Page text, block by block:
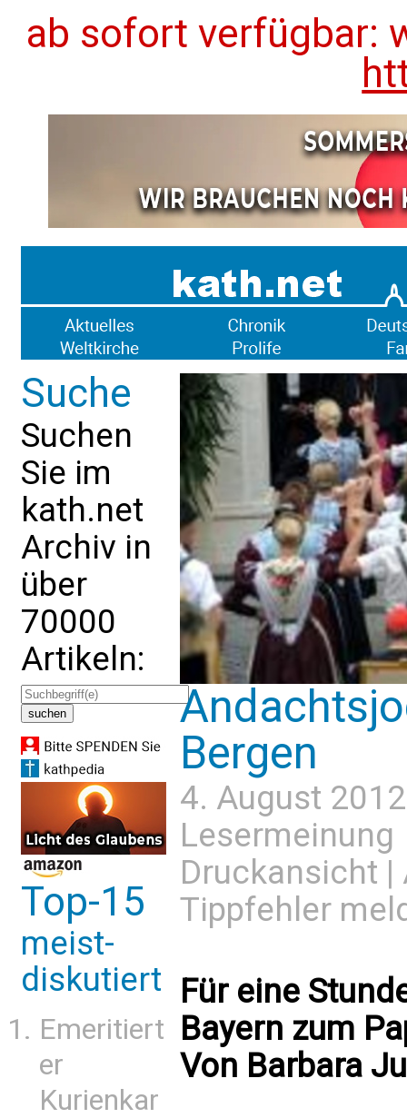
ab sofort verfügbar:
Suche
Suchen
Sie im
kath.net
Archiv in
über
70000
Artikeln:
Top-15
meist-
diskutiert
Emeritiert
er
Kurienkar
Bergen
4. August
Lesermeinung
Druckansicht |
Tippfehler
Für eine
Bayern zum
Von Barbara